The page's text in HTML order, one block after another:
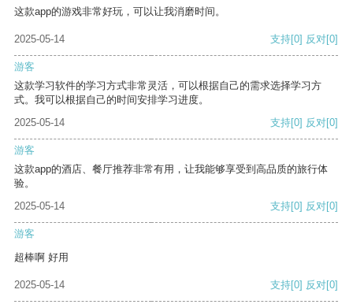
这款app的游戏非常好玩，可以让我消磨时间。
2025-05-14 支持[0] 反对[0]
游客
这款学习软件的学习方式非常灵活，可以根据自己的需求选择学习方
式。我可以根据自己的时间安排学习进度。
2025-05-14
支持[0] 反对[0]
游客
这款app的酒店、餐厅推荐非常有用，让我能够享受到高品质的旅行体
验。
2025-05-14
支持[0] 反对[0]
游客
超棒啊 好用
2025-05-14 支持[0] 反对[0]